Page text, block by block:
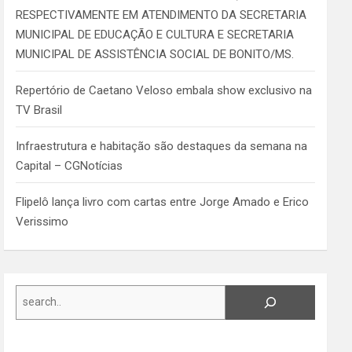
RESPECTIVAMENTE EM ATENDIMENTO DA SECRETARIA
MUNICIPAL DE EDUCAÇÃO E CULTURA E SECRETARIA
MUNICIPAL DE ASSISTÊNCIA SOCIAL DE BONITO/MS.
Repertório de Caetano Veloso embala show exclusivo na
TV Brasil
Infraestrutura e habitação são destaques da semana na
Capital – CGNotícias
Flipelô lança livro com cartas entre Jorge Amado e Erico
Verissimo
Search